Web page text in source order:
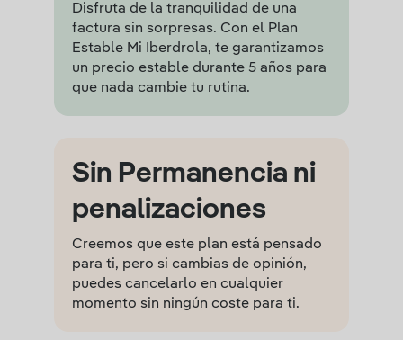
Disfruta de la tranquilidad de una
factura sin sorpresas. Con el Plan
Estable Mi Iberdrola, te garantizamos
un precio estable durante 5 años para
que nada cambie tu rutina.
Sin Permanencia ni
penalizaciones
Creemos que este plan está pensado
para ti, pero si cambias de opinión,
puedes cancelarlo en cualquier
momento sin ningún coste para ti.